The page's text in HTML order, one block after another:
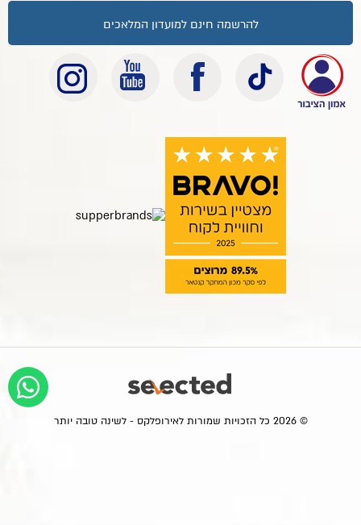
להרשמה חינם למועדון המלאכים
© 2026 כל הזכויות שמורות לאירופלקס - לשינה טובה יותר